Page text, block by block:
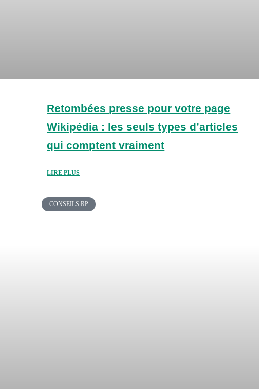
Retombées presse pour votre page
Wikipédia : les seuls types d’articles
qui comptent vraiment
LIRE PLUS
CONSEILS RP